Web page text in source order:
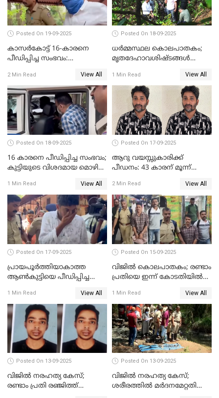
Posted On 19-09-2025
കാസർകോട്ട് 16-കാരനെ
പീഡിപ്പിച്ച സംഭവം:
ഇടപാടുകൾ നടന്നതായി
പൊലീസ്
2 Min Read View All
Posted On 18-09-2025
ധർമ്മസ്ഥല കൊലപാതകം;
മൃതദേഹാവശിഷ്ടങ്ങൾ
1 Min Read View All
Posted On 18-09-2025
16 കാരനെ പീഡിപ്പിച്ച സംഭവം;
കുട്ടിയുടെ വിശദമായ മൊഴി
1 Min Read View All
Posted On 17-09-2025
ആറു വയസ്സുകാരിക്ക്
പീഡനം: 43 കാരന് മൂന്ന്
പിഴയും ശിക്ഷ
2 Min Read View All
Posted On 17-09-2025
പ്രായപൂർത്തിയാകാത്ത
ആൺകുട്ടിയെ പീഡിപ്പിച്ച
അറസ്റ്റിൽ
1 Min Read View All
Posted On 15-09-2025
വിജിൽ കൊലപാതകം; രണ്ടാം
പ്രതിയെ ഇന്ന് കോടതിയിൽ
1 Min Read View All
Posted On 13-09-2025
വിജിൽ നരഹത്യ കേസ്;
രണ്ടാം പ്രതി രഞ്ജിത്ത്
Posted On 13-09-2025
വിജില്‍ നരഹത്യ കേസ്;
ശരീരത്തില്‍ മര്‍ദനമേറ്റതിന്റെ